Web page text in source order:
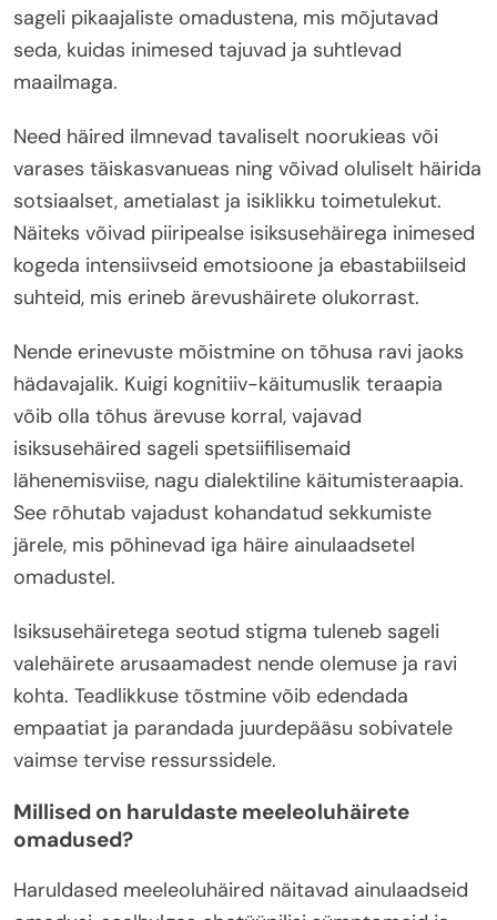
sageli pikaajaliste omadustena, mis mõjutavad
seda, kuidas inimesed tajuvad ja suhtlevad
maailmaga.
Need häired ilmnevad tavaliselt noorukieas või
varases täiskasvanueas ning võivad oluliselt häirida
sotsiaalset, ametialast ja isiklikku toimetulekut.
Näiteks võivad piiripealse isiksusehäirega inimesed
kogeda intensiivseid emotsioone ja ebastabiilseid
suhteid, mis erineb ärevushäirete olukorrast.
Nende erinevuste mõistmine on tõhusa ravi jaoks
hädavajalik. Kuigi kognitiiv-käitumuslik teraapia
võib olla tõhus ärevuse korral, vajavad
isiksusehäired sageli spetsiifilisemaid
lähenemisviise, nagu dialektiline käitumisteraapia.
See rõhutab vajadust kohandatud sekkumiste
järele, mis põhinevad iga häire ainulaadsetel
omadustel.
Isiksusehäiretega seotud stigma tuleneb sageli
valehäirete arusaamadest nende olemuse ja ravi
kohta. Teadlikkuse tõstmine võib edendada
empaatiat ja parandada juurdepääsu sobivatele
vaimse tervise ressurssidele.
Millised on haruldaste meeleoluhäirete
omadused?
Haruldased meeleoluhäired näitavad ainulaadseid